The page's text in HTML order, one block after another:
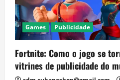
Games Publicidade
Fortnite: Como o jogo se
vitrines de publicidade do